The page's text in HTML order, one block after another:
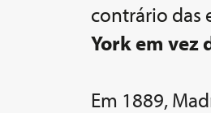
contrário das
York em vez
Em 1889,